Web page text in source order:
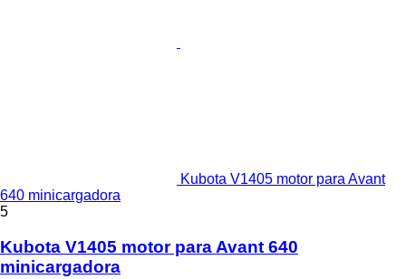
Kubota V1405 motor para Avant
640 minicargadora
5
Kubota V1405 motor para Avant 640
minicargadora